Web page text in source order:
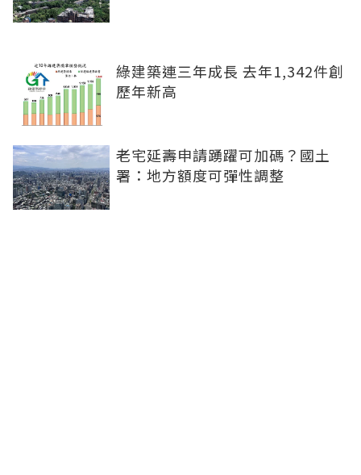
綠建築連三年成長 去年1,342件創
歷年新高
老宅延壽申請踴躍可加碼？國土
署：地方額度可彈性調整